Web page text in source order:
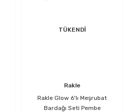
TÜKENDİ
Rakle
Rakle Glow 6'lı Meşrubat
Bardağı Seti Pembe